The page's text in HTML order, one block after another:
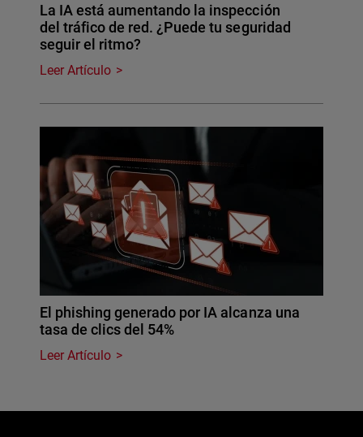
La IA está aumentando la inspección
del tráfico de red. ¿Puede tu seguridad
seguir el ritmo?
Leer Artículo
El phishing generado por IA alcanza una
tasa de clics del 54%
Leer Artículo